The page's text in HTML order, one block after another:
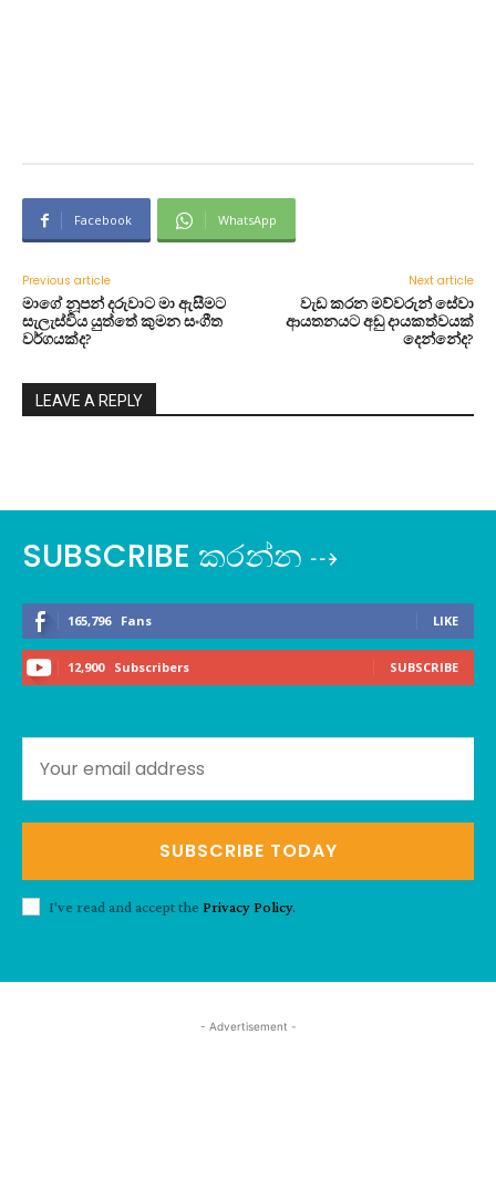
Facebook WhatsApp
Previous article
මාගේ නූපන් දරුවාට මා ඇසීමට
සැලැස්විය යුත්තේ කුමන සංගීත
වර්ගයක්ද?
Next article
වැඩ කරන මව්වරුන් සේවා
ආයතනයට අඩු දායකත්වයක්
දෙන්නේද?
LEAVE A REPLY
SUBSCRIBE කරන්න ⇢
165,796 Fans LIKE
12,900 Subscribers SUBSCRIBE
SUBSCRIBE TODAY
I've read and accept the Privacy Policy.
- Advertisement -